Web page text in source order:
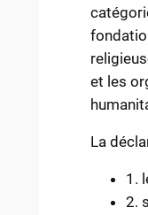
et les
La
1.
2.